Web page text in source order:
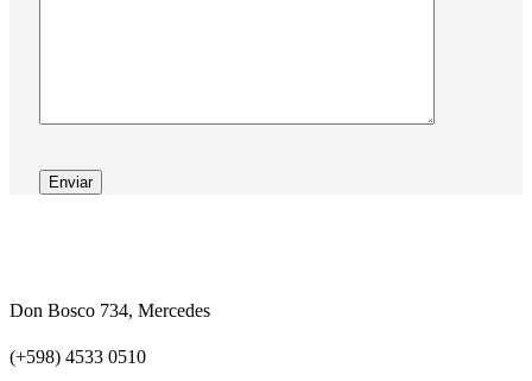
Don Bosco 734, Mercedes
(+598) 4533 0510